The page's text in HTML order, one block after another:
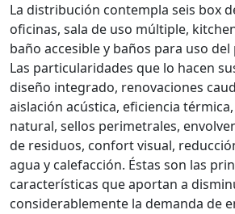
La distribución contempla seis box
oficinas, sala de uso múltiple,
baño accesible y baños para uso
Las particularidades que lo hacen
diseño integrado, renovaciones
aislación acústica, eficiencia
natural, sellos perimetrales,
de residuos, confort visual,
agua y calefacción. Éstas son las
características que aportan a
considerablemente la demanda de